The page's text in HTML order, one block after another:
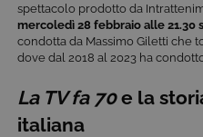
spettacolo prodotto da
mercoledì 28 febbraio alle 21.30
condotta da Massimo Giletti che
dove dal 2018 al 2023 ha condotto
La TV fa 70e la
italiana